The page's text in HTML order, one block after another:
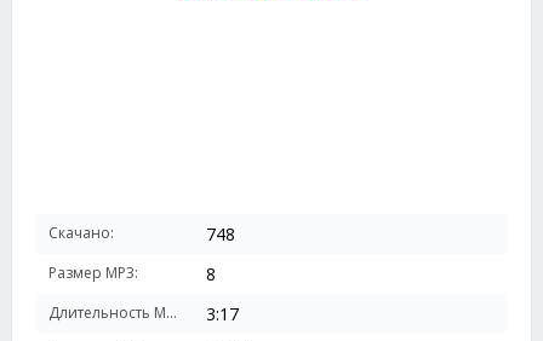
Скачано: 748
Размер MP3: 8
Длительность MP3: 3:17